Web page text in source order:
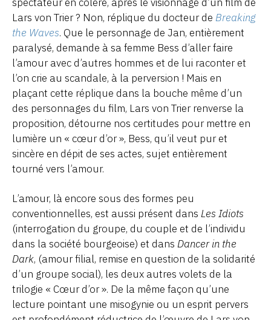
Lars von Trier ? Non, réplique du docteur de Breaking
the Waves. Que le personnage de Jan, entièrement
paralysé, demande à sa femme Bess d’aller faire
l’amour avec d’autres hommes et de lui raconter et
l’on crie au scandale, à la perversion ! Mais en
plaçant cette réplique dans la bouche même d’un
des personnages du film, Lars von Trier renverse la
proposition, détourne nos certitudes pour mettre en
lumière un « cœur d’or », Bess, qu’il veut pur et
sincère en dépit de ses actes, sujet entièrement
tourné vers l’amour.
L’amour, là encore sous des formes peu
conventionnelles, est aussi présent dans Les Idiots
(interrogation du groupe, du couple et de l’individu
dans la société bourgeoise) et dans Dancer in the
Dark, (amour filial, remise en question de la solidarité
d’un groupe social), les deux autres volets de la
trilogie « Cœur d’or ». De la même façon qu’une
lecture pointant une misogynie ou un esprit pervers